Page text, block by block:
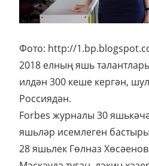
Фото: http://
2018 елның яшь
илдән 300 кеше кергән,
Россиядән.
Forbes журналы 30
яшьләр исемлеген
28 яшьлек Гөлназ